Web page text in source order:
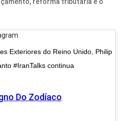
Exteriores do Reino Unido, Philip
#IranTalks continua
Do Zodíaco